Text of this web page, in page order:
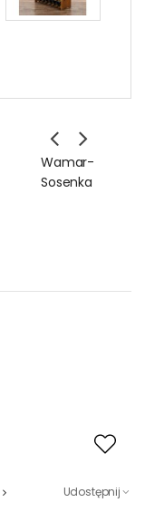
Wamar-
Sosenka
Udostępnij